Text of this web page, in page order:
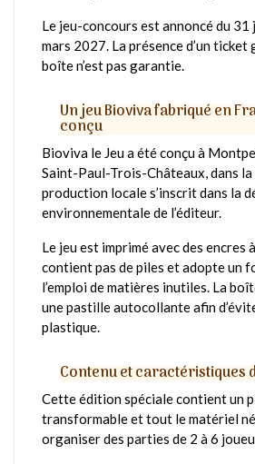
Le jeu-concours est annoncé du
mars 2027. La présence d’un ticket
boîte n’est pas garantie.
Un jeu Bioviva fabriqué en
conçu
Bioviva le Jeu a été conçu à
Saint-Paul-Trois-Châteaux, dans
production locale s’inscrit dans la
environnementale de l’éditeur.
Le jeu est imprimé avec des encres
contient pas de piles et adopte un
l’emploi de matières inutiles. La
une pastille autocollante afin
plastique.
Contenu et caractéristiques
Cette édition spéciale contient un
transformable et tout le matériel
organiser des parties de 2 à 6